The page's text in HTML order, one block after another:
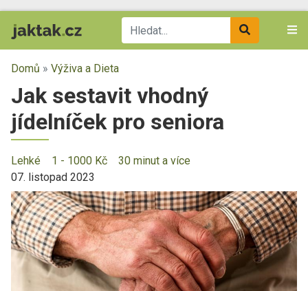
Domů » Výživa a Dieta
Jak sestavit vhodný
jídelníček pro seniora
Lehké 1 - 1000 Kč
30 minut a více
07. listopad 2023